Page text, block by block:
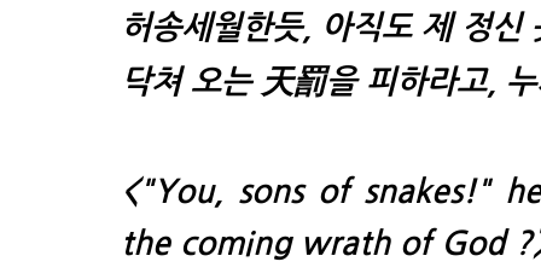
허송세월한듯,
아직도 제 정신
닥쳐 오는 天罰을 피하라고,
<"You, sons of snakes!"
the coming wrath of God